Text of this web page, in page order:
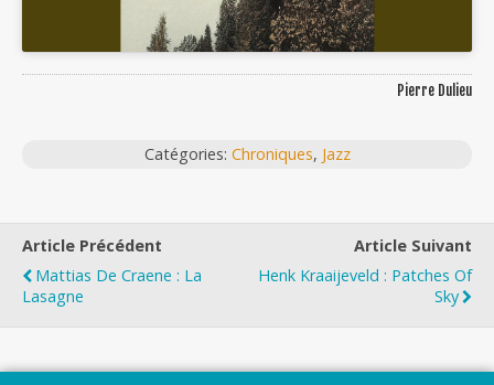
Pierre Dulieu
Catégories: Chroniques, Jazz
Article Précédent
Mattias De Craene : La
Lasagne
Article Suivant
Henk Kraaijeveld : Patches Of
Sky